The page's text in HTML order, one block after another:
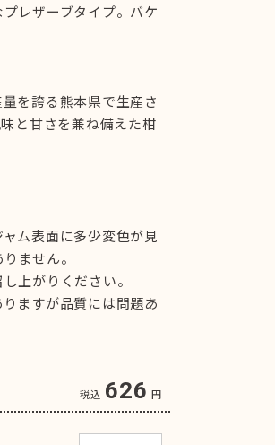
レザーブタイプ。バケ
を誇る熊本県で生産さ
と甘さを兼ね備えた柑
ム表面に多少変色が見
ません。
上がりください。
ますが品質には問題あ
税込 626 円